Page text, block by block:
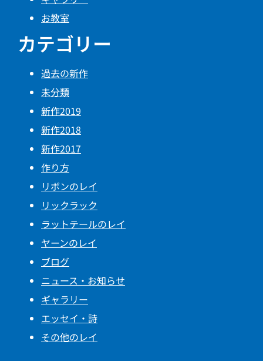
お教室
カテゴリー
過去の新作
未分類
新作2019
新作2018
新作2017
作り方
リボンのレイ
リックラック
ラットテールのレイ
ヤーンのレイ
ブログ
ニュース・お知らせ
ギャラリー
エッセイ・詩
その他のレイ